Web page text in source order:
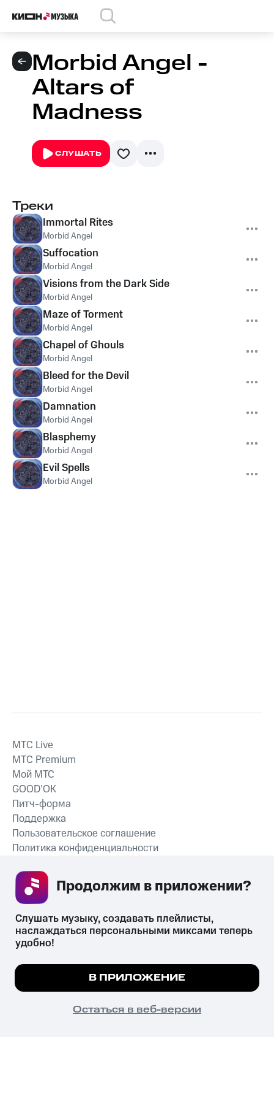
Morbid Angel -
Altars of
Madness
СЛУШАТЬ
Треки
Immortal Rites
Morbid Angel
Suffocation
Morbid Angel
Visions from the Dark Side
Morbid Angel
Maze of Torment
Morbid Angel
Chapel of Ghouls
Morbid Angel
Bleed for the Devil
Morbid Angel
Damnation
Morbid Angel
Blasphemy
Morbid Angel
Evil Spells
Morbid Angel
СКАЧАТЬ ПРИЛОЖЕНИЕ
MTС Live
MTС Premium
Мой МТС
GOOD’OK
Питч-форма
Поддержка
Пользовательское соглашение
Политика конфиденциальности
психотропных веществ, их аналогов причиняет вред здоровью,
их незаконный оборот запрещён и влечёт установленную
законодательством ответственность.
© 2026 ООО «КИОН».
Все права защищены
Мы используем куки, чтобы на сайте все
Подробнее
ПОНЯТНО
Слушать музыку, создавать плейлисты,
наслаждаться персональными миксами теперь
удобно!
В ПРИЛОЖЕНИЕ
Остаться в веб-версии